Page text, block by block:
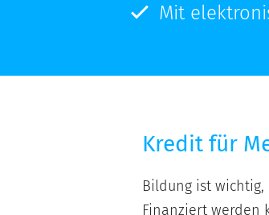
Mit
Kredit für
Bildung ist
Finanziert werden